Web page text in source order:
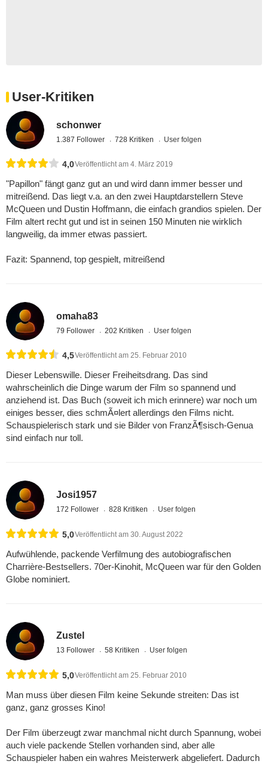
User-Kritiken
schonwer
1.387 Follower 728 Kritiken User folgen
4,0Veröffentlicht am 4. März 2019
"Papillon" fängt ganz gut an und wird dann immer besser und
mitreißend. Das liegt v.a. an den zwei Hauptdarstellern Steve
McQueen und Dustin Hoffmann, die einfach grandios spielen. Der
Film altert recht gut und ist in seinen 150 Minuten nie wirklich
langweilig, da immer etwas passiert.
Fazit: Spannend, top gespielt, mitreißend
omaha83
79 Follower 202 Kritiken User folgen
4,5Veröffentlicht am 25. Februar 2010
Dieser Lebenswille. Dieser Freiheitsdrang. Das sind
wahrscheinlich die Dinge warum der Film so spannend und
anziehend ist. Das Buch (soweit ich mich erinnere) war noch um
einiges besser, dies schmÃ¤lert allerdings den Films nicht.
Schauspielerisch stark und sie Bilder von FranzÃ¶sisch-Genua
sind einfach nur toll.
Josi1957
172 Follower 828 Kritiken User folgen
5,0Veröffentlicht am 30. August 2022
Aufwühlende, packende Verfilmung des autobiografischen
Charrière-Bestsellers. 70er-Kinohit, McQueen war für den Golden
Globe nominiert.
Zustel
13 Follower 58 Kritiken User folgen
5,0Veröffentlicht am 25. Februar 2010
Man muss über diesen Film keine Sekunde streiten: Das ist
ganz, ganz grosses Kino!
Der Film überzeugt zwar manchmal nicht durch Spannung, wobei
auch viele packende Stellen vorhanden sind, aber alle
Schauspieler haben ein wahres Meisterwerk abgeliefert. Dadurch